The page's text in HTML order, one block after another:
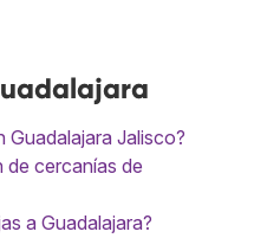
Guadalajara Jalisco?
de cercanías de
a Guadalajara?